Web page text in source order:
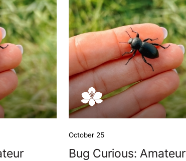
October 25
Bug Curious: Amateur